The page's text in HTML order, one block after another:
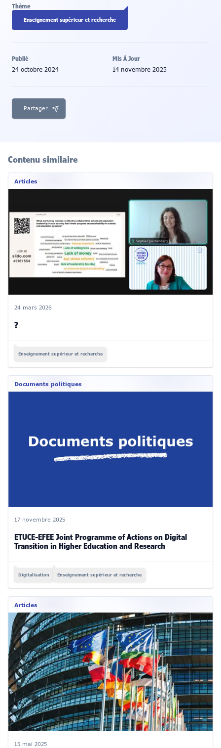
Thème
Enseignement supérieur et recherche
Publié
24 octobre 2024
Mis À Jour
14 novembre 2025
Partager
Contenu similaire
Articles
24 mars 2026
?
Enseignement supérieur et recherche
Documents politiques
17 novembre 2025
ETUCE-EFEE Joint Programme of Actions on Digital
Transition in Higher Education and Research
Digitalisation Enseignement supérieur et recherche
Articles
15 mai 2025